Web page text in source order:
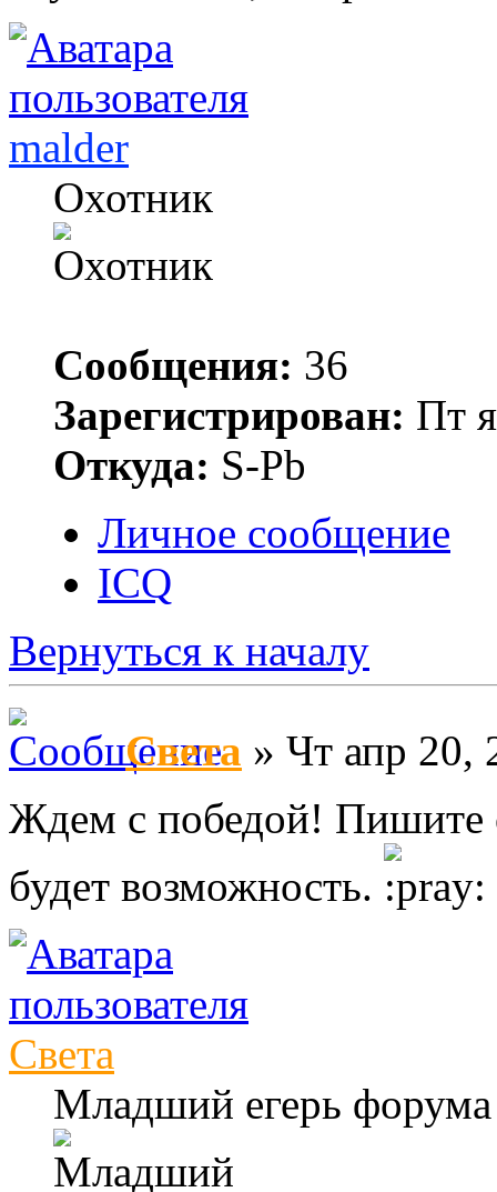
malder
Охотник
Сообщения: 36
Зарегистрирован: Пт
Откуда: S-Pb
Личное сообщение
ICQ
Вернуться к началу
Света » Чт апр 20,
Ждем с победой! Пишите
будет возможность.
Света
Младший егерь форума